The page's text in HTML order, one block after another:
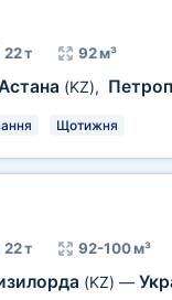
22 т 92 м³
(KZ),
Щотижня
22 т 92-100 м³
(KZ) —